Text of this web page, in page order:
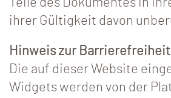
ihrer Gültigkeit davon
Hinweis zur Barrierefreiheit
Die auf dieser Website
Widgets werden von der